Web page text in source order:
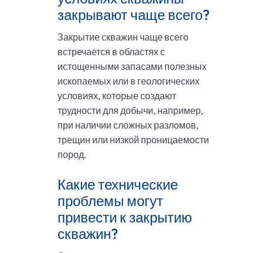
закрывают чаще всего?
Закрытие скважин чаще всего
встречается в областях с
истощенными запасами полезных
ископаемых или в геологических
условиях, которые создают
трудности для добычи, например,
при наличии сложных разломов,
трещин или низкой проницаемости
пород.
Какие технические
проблемы могут
привести к закрытию
скважин?